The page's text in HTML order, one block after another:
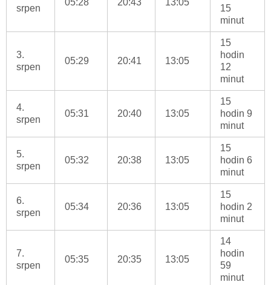
srpen
05:28 20:43 13:05
15
minut
3.
srpen
05:29 20:41 13:05
15
hodin
12
minut
4.
srpen
05:31 20:40 13:05
15
hodin 9
minut
5.
srpen
05:32 20:38 13:05
15
hodin 6
minut
6.
srpen
05:34 20:36 13:05
15
hodin 2
minut
7.
srpen
05:35 20:35 13:05
14
hodin
59
minut